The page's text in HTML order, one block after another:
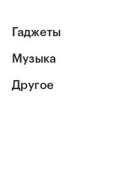
Гаджеты
Музыка
Другое